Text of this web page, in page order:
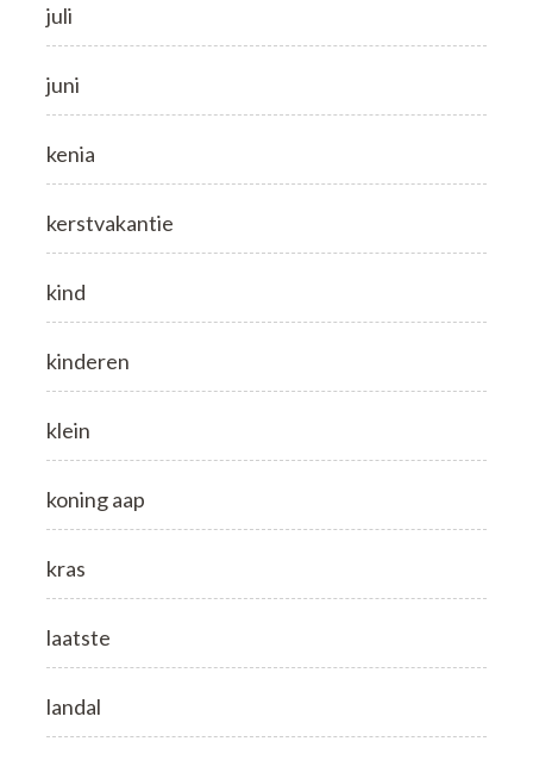
juli
juni
kenia
kerstvakantie
kind
kinderen
klein
koning aap
kras
laatste
landal